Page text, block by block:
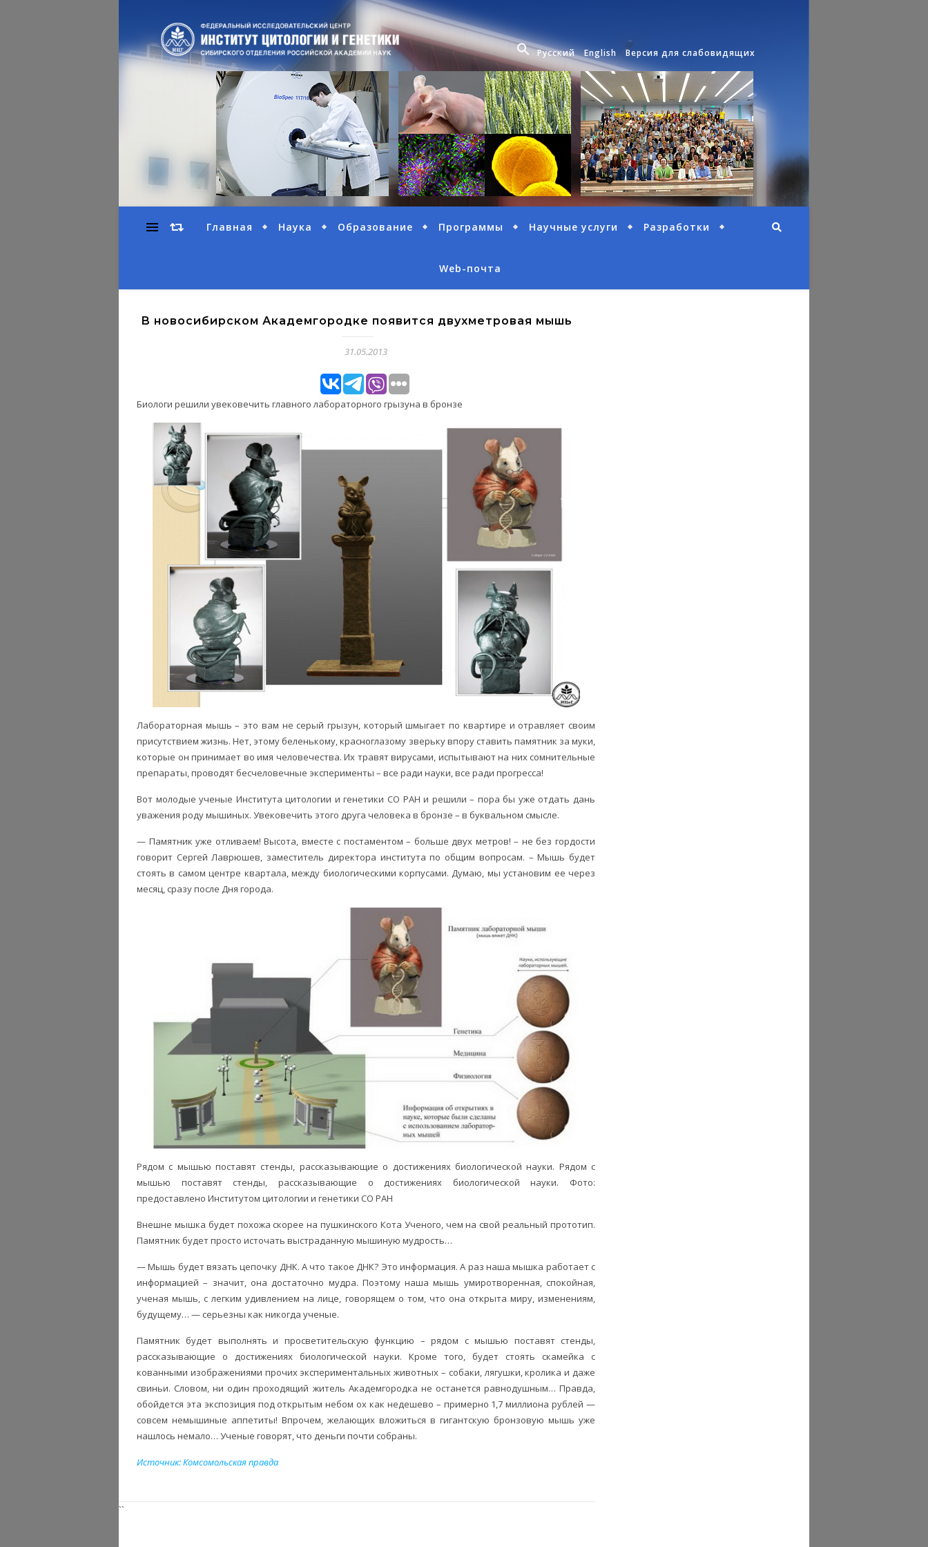
Русский English Версия для слабовидящих
Главная Наука Образование Программы Научные услуги Разработки
Web-почта
В новосибирском Академгородке появится двухметровая мышь
31.05.2013
Биологи решили увековечить главного лабораторного грызуна в бронзе
Лабораторная мышь – это вам не серый грызун, который шмыгает по квартире и отравляет своим
присутствием жизнь. Нет, этому беленькому, красноглазому зверьку впору ставить памятник за муки,
которые он принимает во имя человечества. Их травят вирусами, испытывают на них сомнительные
препараты, проводят бесчеловечные эксперименты – все ради науки, все ради прогресса!
Вот молодые ученые Института цитологии и генетики СО РАН и решили – пора бы уже отдать дань
уважения роду мышиных. Увековечить этого друга человека в бронзе – в буквальном смысле.
— Памятник уже отливаем! Высота, вместе с постаментом – больше двух метров! – не без гордости
говорит Сергей Лаврюшев, заместитель директора института по общим вопросам. – Мышь будет
стоять в самом центре квартала, между биологическими корпусами. Думаю, мы установим ее через
месяц, сразу после Дня города.
Рядом с мышью поставят стенды, рассказывающие о достижениях биологической науки. Рядом с
мышью поставят стенды, рассказывающие о достижениях биологической науки. Фото:
предоставлено Институтом цитологии и генетики СО РАН
Внешне мышка будет похожа скорее на пушкинского Кота Ученого, чем на свой реальный прототип.
Памятник будет просто источать выстраданную мышиную мудрость…
— Мышь будет вязать цепочку ДНК. А что такое ДНК? Это информация. А раз наша мышка работает с
информацией – значит, она достаточно мудра. Поэтому наша мышь умиротворенная, спокойная,
ученая мышь, с легким удивлением на лице, говорящем о том, что она открыта миру, изменениям,
будущему… — серьезны как никогда ученые.
Памятник будет выполнять и просветительскую функцию – рядом с мышью поставят стенды,
рассказывающие о достижениях биологической науки. Кроме того, будет стоять скамейка с
кованными изображениями прочих экспериментальных животных – собаки, лягушки, кролика и даже
свиньи. Словом, ни один проходящий житель Академгородка не останется равнодушным… Правда,
обойдется эта экспозиция под открытым небом ох как недешево – примерно 1,7 миллиона рублей —
совсем немышиные аппетиты! Впрочем, желающих вложиться в гигантскую бронзовую мышь уже
нашлось немало… Ученые говорят, что деньги почти собраны.
Источник: Комсомольская правда
``